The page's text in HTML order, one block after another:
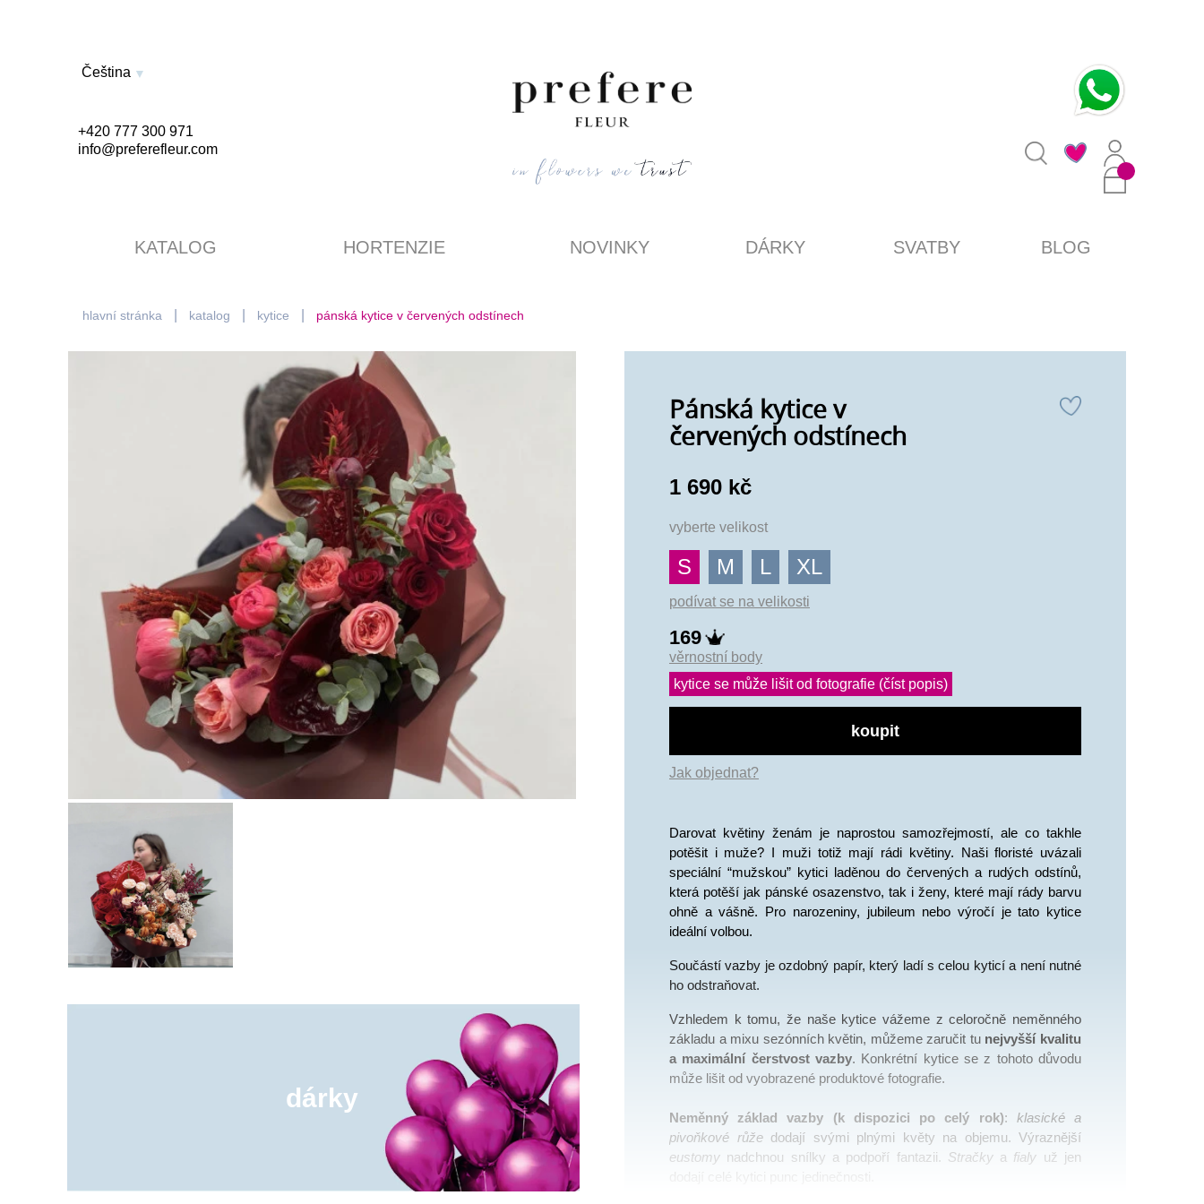
Čeština
+420 777 300 971
info@preferefleur.com
KATALOG HORTENZIE NOVINKY DÁRKY SVATBY BLOG
hlavní stránka katalog kytice pánská kytice v červených odstínech
dárky
Pánská kytice v
červených odstínech
1 690 kč
vyberte velikost
S M L XL
podívat se na velikosti
169
věrnostní body
kytice se může lišit od fotografie (číst popis)
koupit
Jak objednat?
Darovat květiny ženám je naprostou samozřejmostí, ale co takhle
potěšit i muže? I muži totiž mají rádi květiny. Naši floristé uvázali
speciální “mužskou” kytici laděnou do červených a rudých odstínů,
která potěší jak pánské osazenstvo, tak i ženy, které mají rády barvu
ohně a vášně. Pro narozeniny, jubileum nebo výročí je tato kytice
ideální volbou.
Součástí vazby je ozdobný papír, který ladí s celou kyticí a není nutné
ho odstraňovat.
Vzhledem k tomu, že naše kytice vážeme z celoročně neměnného
základu a mixu sezónních květin, můžeme zaručit tu nejvyšší kvalitu
a maximální čerstvost vazby. Konkrétní kytice se z tohoto důvodu
může lišit od vyobrazené produktové fotografie.
Neměnný základ vazby (k dispozici po celý rok): klasické a
pivoňkové růže
eustomy nadchnou snílky a podpoří fantazii. Stračky a fialy už jen